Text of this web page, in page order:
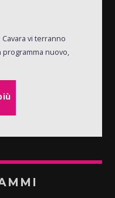
vi terranno
programma nuovo,